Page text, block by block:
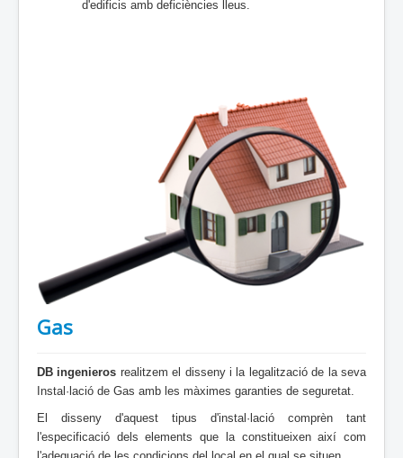
d'edificis amb deficiències lleus.
Gas
DB ingenieros realitzem el disseny i la legalització de la seva
Instal·lació de Gas amb les màximes garanties de seguretat.
El disseny d'aquest tipus d'instal·lació comprèn tant
l'especificació dels elements que la constitueixen així com